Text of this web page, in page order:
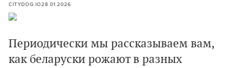
CITYDOG.IO28.01.2026
Периодически мы рассказываем вам,
как беларуски рожают в разных